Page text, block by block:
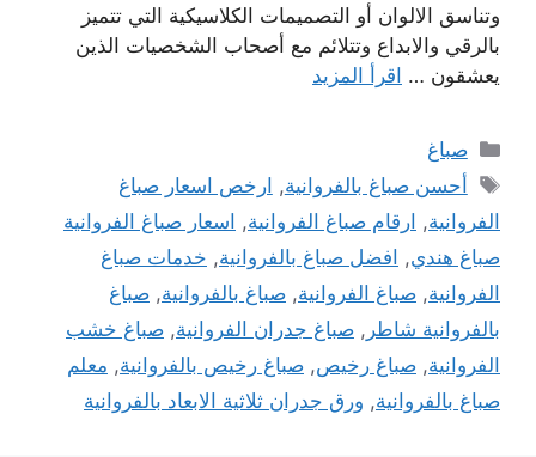
وتناسق الالوان أو التصميمات الكلاسيكية التي تتميز
بالرقي والابداع وتتلائم مع أصحاب الشخصيات الذين
يعشقون … اقرأ المزيد
التصنيفات
صباغ
الوسوم
أحسن صباغ بالفروانية, ارخص اسعار صباغ
الفروانية, ارقام صباغ الفروانية, اسعار صباغ الفروانية
صباغ هندي, افضل صباغ بالفروانية, خدمات صباغ
الفروانية, صباغ الفروانية, صباغ بالفروانية, صباغ
بالفروانية شاطر , صباغ جدران الفروانية, صباغ خشب
الفروانية, صباغ رخيص, صباغ رخيص بالفروانية, معلم
صباغ بالفروانية, ورق جدران ثلاثية الابعاد بالفروانية